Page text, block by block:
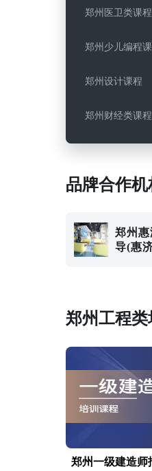
郑州医卫类课程
郑州少儿编程
郑州设计课程
郑州财经类课程
郑州职业技能
品牌合作机
郑州
导(惠
郑州工程
郑州一级建造师